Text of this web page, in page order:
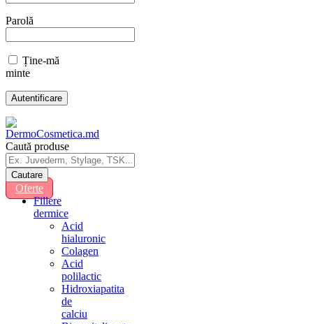
Parolă
Ține-mă
minte
Caută produse
Oferte
Fillere
dermice
Acid
hialuronic
Colagen
Acid
polilactic
Hidroxiapatita
de
calciu